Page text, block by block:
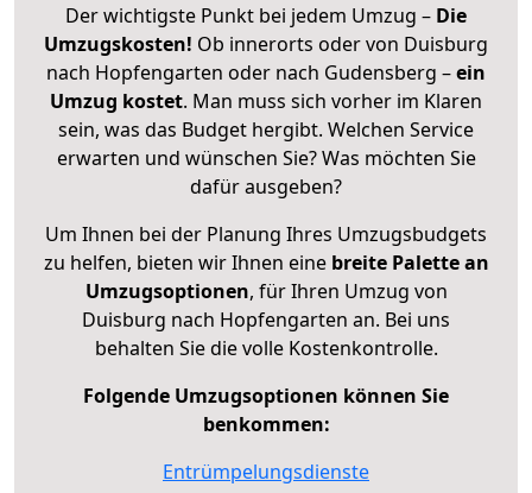
Der wichtigste Punkt bei jedem Umzug – Die
Umzugskosten! Ob innerorts oder von Duisburg
nach Hopfengarten oder nach Gudensberg –ein
Umzug kostet. Man muss sich vorher im Klaren
sein, was das Budget hergibt. Welchen Service
erwarten und wünschen Sie? Was möchten Sie
dafür ausgeben?
Um Ihnen bei der Planung Ihres Umzugsbudgets
zu helfen, bieten wir Ihnen eine breite Palette an
Umzugsoptionen, für Ihren Umzug von
Duisburg nach Hopfengarten an. Bei uns
behalten Sie die volle Kostenkontrolle.
Folgende Umzugsoptionen können Sie
benkommen:
Entrümpelungsdienste